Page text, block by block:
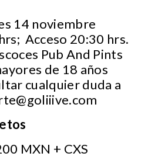
14 noviembre
Acceso 20:30 hrs.
Pub And Pints
de 18 años
cualquier duda a
MXN + CXS